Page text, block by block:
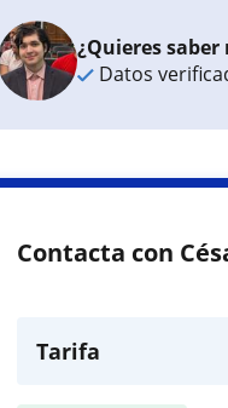
¿Quieres saber
Datos
Contacta con
Tarifa